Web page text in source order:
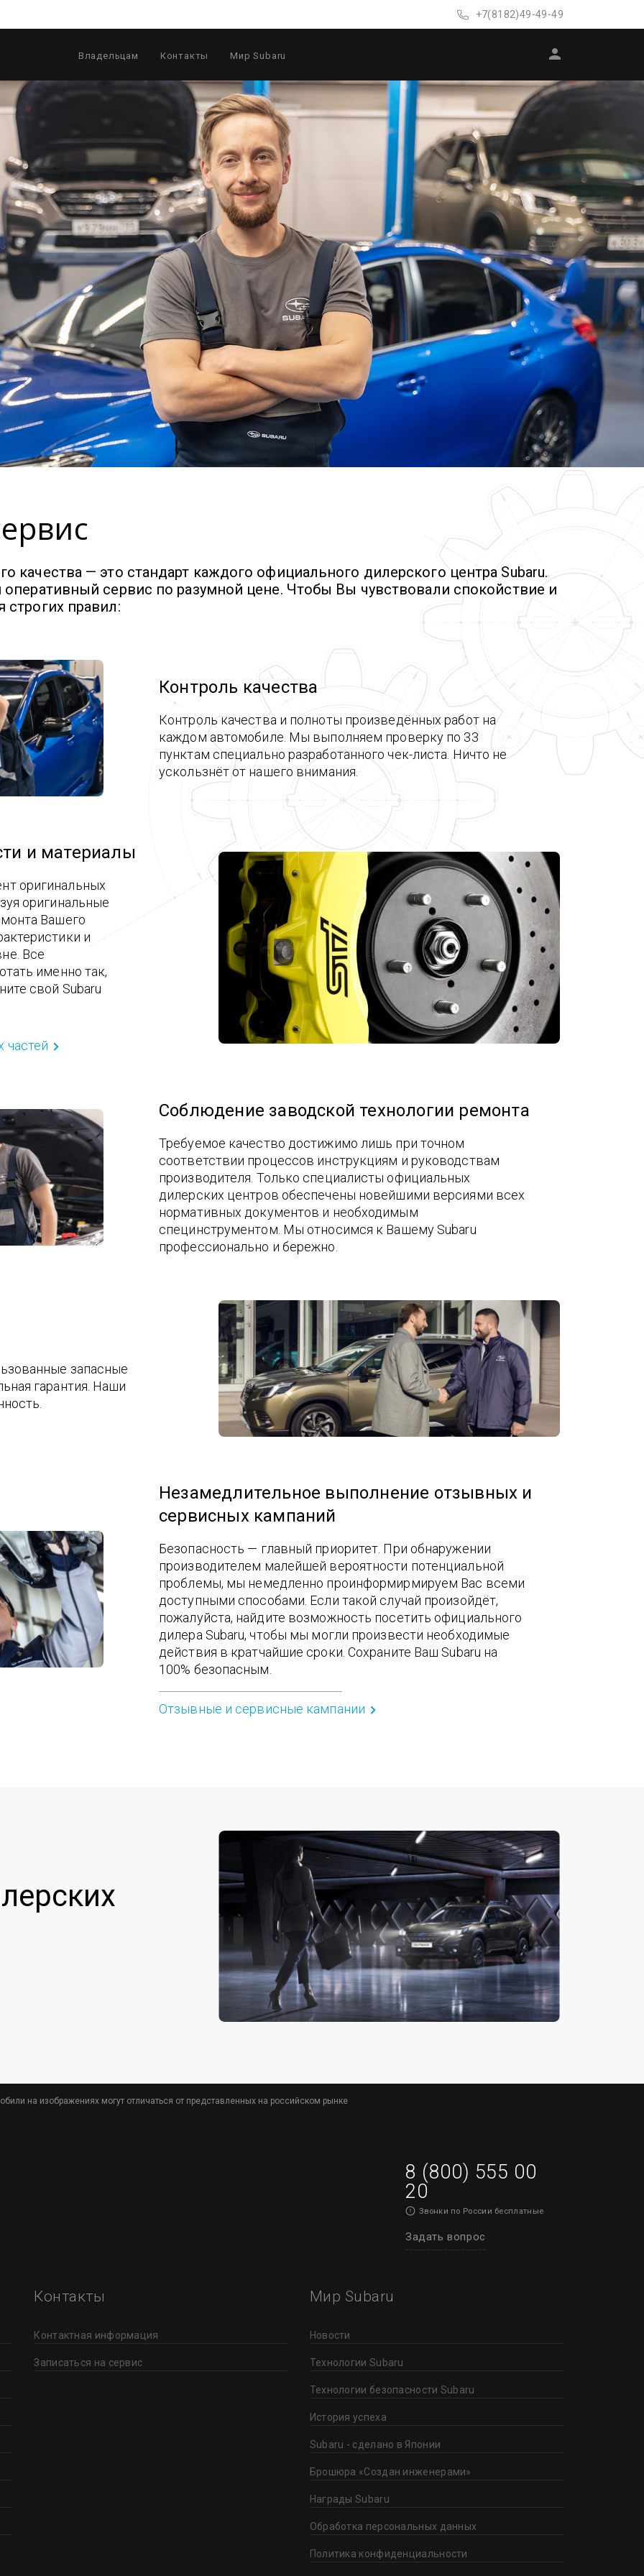
+7(8182)49-49-49
Владельцам Контакты Мир Subaru
качества — это стандарт каждого официального дилерского центра Subaru.
сервис по разумной цене. Чтобы Вы чувствовали спокойствие и
строгих правил:
Контроль качества
Контроль качества и полноты произведённых работ на
каждом автомобиле. Мы выполняем проверку по 33
пунктам специально разработанного чек-листа. Ничто не
ускользнёт от нашего внимания.
и материалы
оригинальных
оригинальные
Вашего
и
Все
именно так,
свой Subaru
частей
Соблюдение заводской технологии ремонта
Требуемое качество достижимо лишь при точном
соответствии процессов инструкциям и руководствам
производителя. Только специалисты официальных
дилерских центров обеспечены новейшими версиями всех
нормативных документов и необходимым
специнструментом. Мы относимся к Вашему Subaru
профессионально и бережно.
запасные
гарантия. Наши
Незамедлительное выполнение отзывных и
сервисных кампаний
Безопасность — главный приоритет. При обнаружении
производителем малейшей вероятности потенциальной
проблемы, мы немедленно проинформирмируем Вас всеми
доступными способами. Если такой случай произойдёт,
пожалуйста, найдите возможность посетить официального
дилера Subaru, чтобы мы могли произвести необходимые
действия в кратчайшие сроки. Сохраните Ваш Subaru на
100% безопасным.
Отзывные и сервисные кампании
на изображениях могут отличаться от представленных на российском рынке
8 (800) 555 00
20
Звонки по России бесплатные
Задать вопрос
Контакты
Контактная информация
Записаться на сервис
Мир Subaru
Новости
Технологии Subaru
Технологии безопасности Subaru
История успеха
Subaru - сделано в Японии
Брошюра «Создан инженерами»
Награды Subaru
Обработка персональных данных
Политика конфиденциальности